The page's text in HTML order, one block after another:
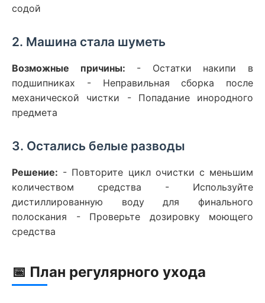
содой
2. Машина стала шуметь
Возможные причины: - Остатки накипи в
подшипниках - Неправильная сборка после
механической чистки - Попадание инородного
предмета
3. Остались белые разводы
Решение: - Повторите цикл очистки с меньшим
количеством средства - Используйте
дистиллированную воду для финального
полоскания - Проверьте дозировку моющего
средства
📅 План регулярного ухода